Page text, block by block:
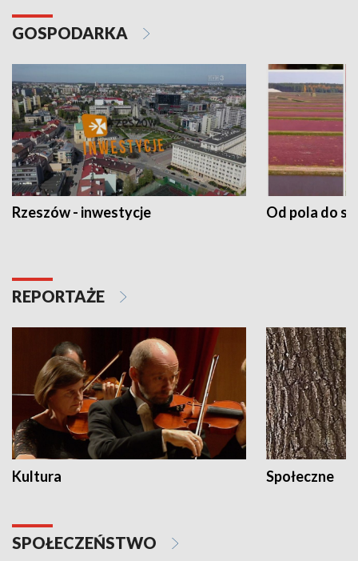
GOSPODARKA
Rzeszów - inwestycje Od pola do
REPORTAŻE
Kultura Społeczne
SPOŁECZEŃSTWO